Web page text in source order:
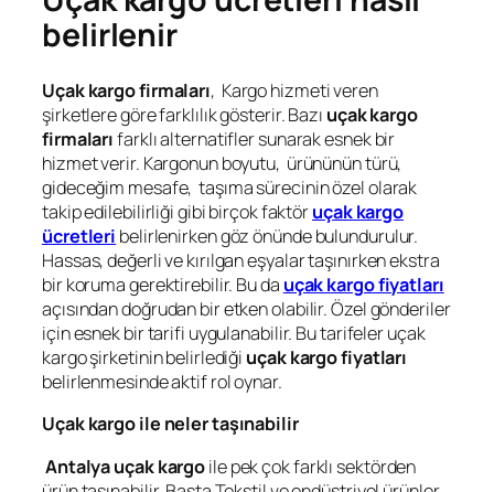
belirlenir
Uçak kargo firmaları, Kargo hizmeti veren
şirketlere göre farklılık gösterir. Bazı uçak kargo
firmalarıfarklı alternatifler sunarak esnek bir
hizmet verir. Kargonun boyutu, ürününün türü,
gideceğim mesafe, taşıma sürecinin özel olarak
takip edilebilirliği gibi birçok faktöruçak kargo
ücretleri belirlenirken göz önünde bulundurulur.
Hassas, değerli ve kırılgan eşyalar taşınırken ekstra
bir koruma gerektirebilir. Bu da uçak kargo fiyatları
açısından doğrudan bir etken olabilir. Özel gönderiler
için esnek bir tarifi uygulanabilir. Bu tarifeler uçak
kargo şirketinin belirlediği uçak kargo fiyatları
belirlenmesinde aktif rol oynar.
Uçak kargo ile neler taşınabilir
Antalya uçak kargoile pek çok farklı sektörden